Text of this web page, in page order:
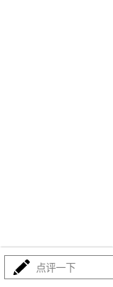
点评一下